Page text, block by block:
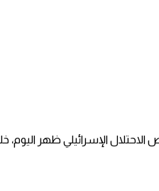
باستشهاد الشاب سليم ناصر حجر (25 عاما) الذي كان قد أصيب برصاص